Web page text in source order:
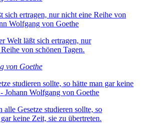
Welt läßt sich ertragen, nur
von schönen Tagen.
von Goethe
alle Gesetze studieren sollte, so
keine Zeit, sie zu übertreten.